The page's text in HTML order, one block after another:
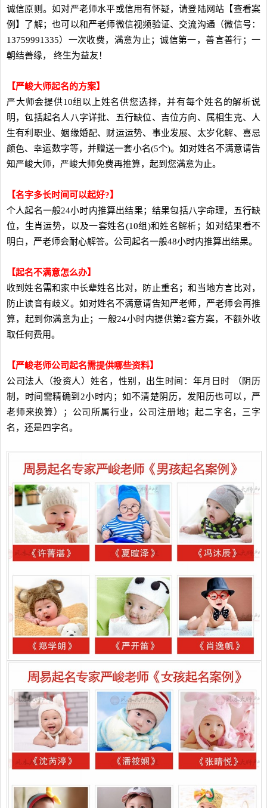
诚信原则。如对严老师水平或信用有怀疑，请登陆网站【查看案
例】了解；也可以和严老师微信视频验证、交流沟通（微信号：
13759991335）一次收费，满意为止；诚信第一，善言善行；一
朝结善缘， 终生为益友！
【严峻大师起名的方案】
严大师会提供10组以上姓名供您选择，并有每个姓名的解析说
明，包括起名人八字详批、五行缺位、吉位方向、属相生克、人
生有利职业、姻缘婚配、财运运势、事业发展、太岁化解、喜忌
颜色、幸运数字等，并赠送一套小名(5个)。如对姓名不满意请告
知严峻大师，严峻大师免费再推算，起到您满意为止。
【名字多长时间可以起好?】
个人起名一般24小时内推算出结果；结果包括八字命理，五行缺
位，生肖运势，以及一套姓名(10组)和姓名解析；如对结果看不
明白，严老师会耐心解答。公司起名一般48小时内推算出结果。
【起名不满意怎么办】
收到姓名需和家中长辈姓名比对，防止重名；和当地方言比对，
防止读音有歧义。如对姓名不满意请告知严老师，严老师会再推
算，起到你满意为止；一般24小时内提供第2套方案，不额外收
取任何费用。
【严峻老师公司起名需提供哪些资料】
公司法人（投资人）姓名，性别，出生时间：年月日时 （阴历
制，时间需精确到2小时内；如不清楚阴历，发阳历也可以，严
老师来换算）；公司所属行业，公司注册地；起二字名，三字
名，还是四字名。